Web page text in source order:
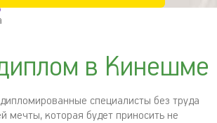
в Кинешме
специалисты без труда
мечты, которая будет приносить не